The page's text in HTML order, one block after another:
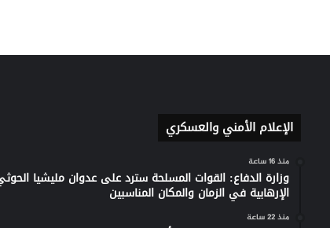
الإعلام الأمني والعسكري
منذ 16 ساعة
وزارة الدفاع: القوات المسلحة سترد على عدوان مليشيا
الإرهابية في الزمان والمكان المناسبين
منذ 22 ساعة